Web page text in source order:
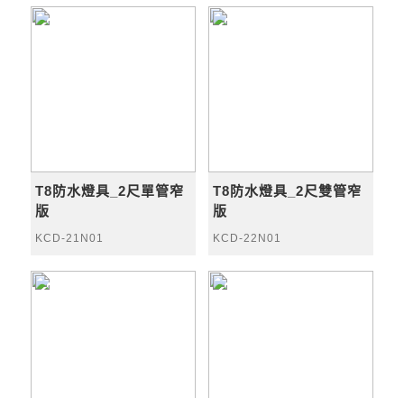
T8防水燈具_2尺單管窄
版
KCD-21N01
T8防水燈具_2尺雙管窄
版
KCD-22N01